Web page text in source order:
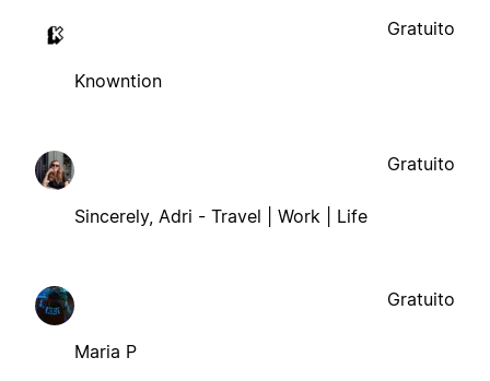
Knowntion
Gratuito
Sincerely, Adri - Travel | Work | Life
Gratuito
Maria P
Gratuito